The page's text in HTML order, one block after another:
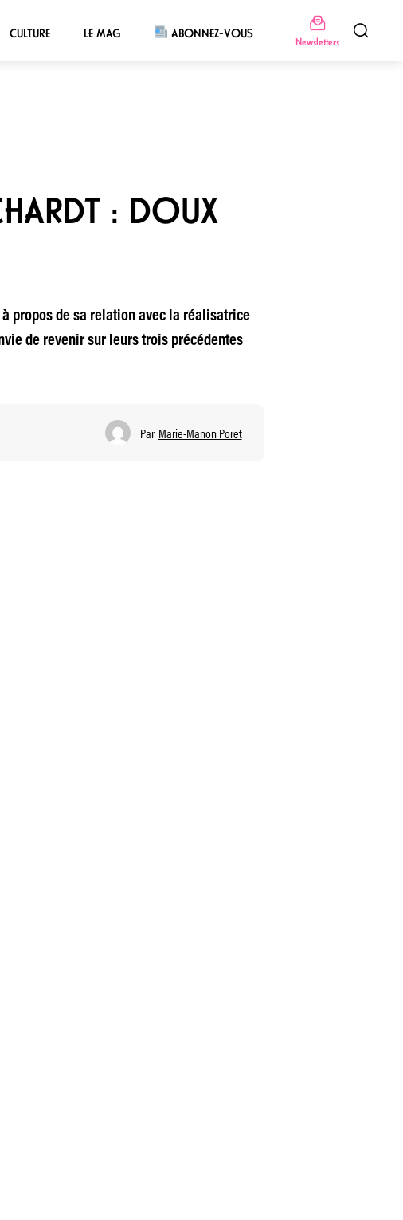
CULTURE LE MAG ABONNEZ-VOUS
Newsletters
: DOUX
propos de sa relation avec la réalisatrice
de revenir sur leurs trois précédentes
Par Marie-Manon Poret